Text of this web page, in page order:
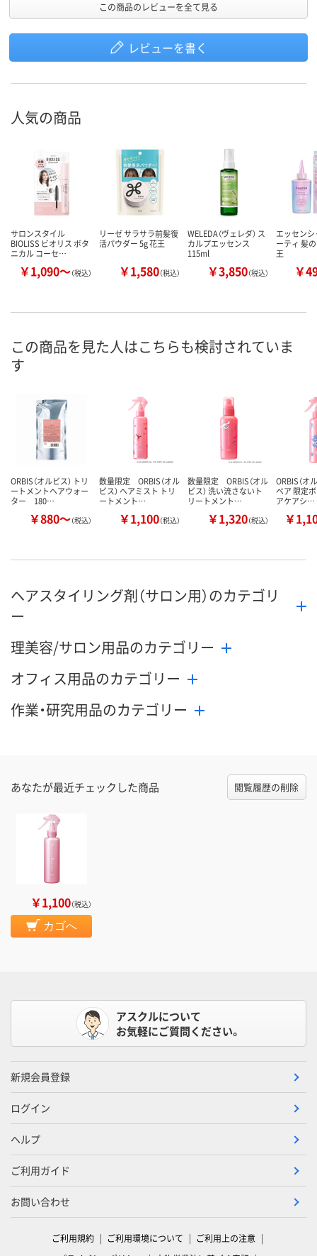
この商品のレビューを全て見る
レビューを書く
人気の商品
サロンスタイル
BIOLISS ビオリス ボタ
ニカル コーセ…
￥1,090～（税込）
リーゼ サラサラ前髪復
活パウダー 5g 花王
￥1,580（税込）
WELEDA（ヴェレダ） ス
カルプエッセンス
115ml
￥3,850（税込）
エッセン
ーティ 髪
王
￥
この商品を見た人はこちらも検討されていま
す
ORBIS（オルビス） トリ
ートメントヘアウォー
ター 180…
￥880～（税込）
数量限定 ORBIS（オル
ビス） ヘアミスト トリ
ートメント…
￥1,100（税込）
数量限定 ORBIS（オル
ビス） 洗い流さないト
リートメント…
￥1,320（税込）
ORBIS（オ
ベア 限定
アケアシ…
￥
ヘアスタイリング剤（サロン用）のカテゴリ
ー
理美容/サロン用品のカテゴリー
オフィス用品のカテゴリー
作業・研究用品のカテゴリー
あなたが最近チェックした商品 閲覧履歴の削除
￥1,100（税込）
カゴへ
アスクルについて
お気軽にご質問ください。
新規会員登録
ログイン
ヘルプ
ご利用ガイド
お問い合わせ
ご利用規約 ご利用環境について
ご利用上の注意